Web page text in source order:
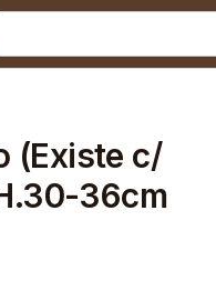
(Existe c/
36cm